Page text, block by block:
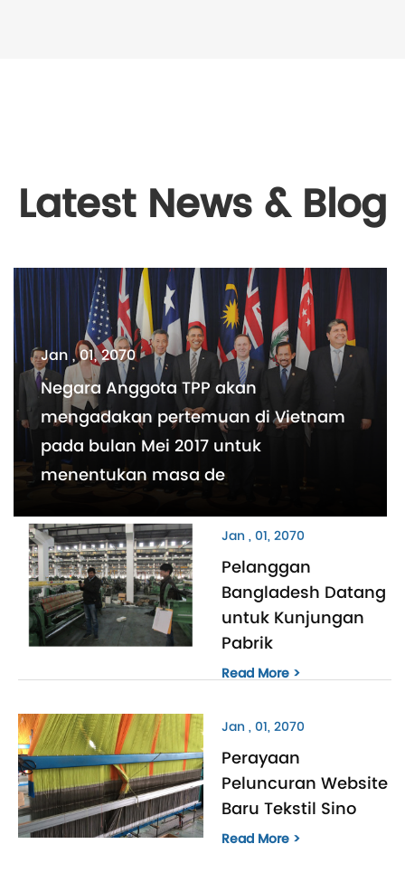
Latest News & Blog
Jan , 01, 2070
Negara Anggota TPP akan
mengadakan pertemuan di Vietnam
pada bulan Mei 2017 untuk
menentukan masa de
Jan , 01, 2070
Pelanggan
Bangladesh Datang
untuk Kunjungan
Pabrik
Read More >
Jan , 01, 2070
Perayaan
Peluncuran Website
Baru Tekstil Sino
Read More >